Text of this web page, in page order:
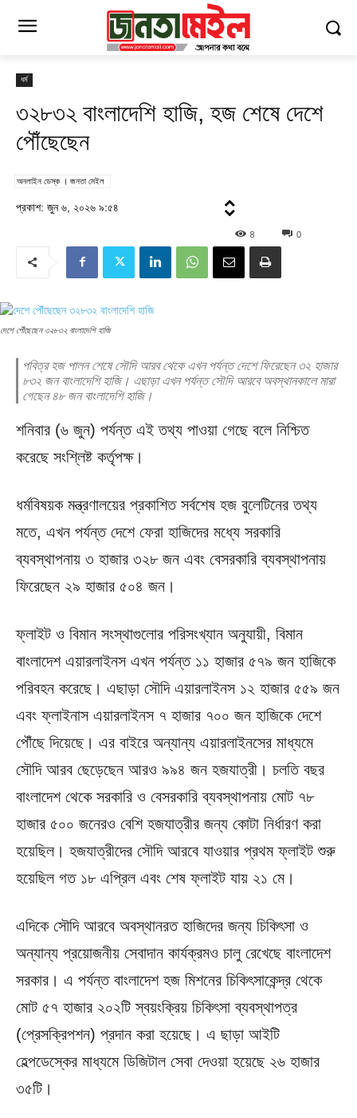
ধর্ম
৩২৮৩২ বাংলাদেশি হাজি, হজ শেষে দেশে
পৌঁছেছেন
অনলাইন ডেস্ক । জনতা মেইল
প্রকাশ: জুন ৬, ২০২৬ ৯:৫৪
0
8
দেশে পৌঁছেছেন ৩২৮৩২ বাংলাদেশি হাজি
পবিত্র হজ পালন শেষে সৌদি আরব থেকে এখন পর্যন্ত দেশে ফিরেছেন ৩২ হাজার
৮৩২ জন বাংলাদেশি হাজি। এছাড়া এখন পর্যন্ত সৌদি আরবে অবস্থানকালে মারা
গেছেন ৪৮ জন বাংলাদেশি হাজি।
শনিবার (৬ জুন) পর্যন্ত এই তথ্য পাওয়া গেছে বলে নিশ্চিত
করেছে সংশ্লিষ্ট কর্তৃপক্ষ।
ধর্মবিষয়ক মন্ত্রণালয়ের প্রকাশিত সর্বশেষ হজ বুলেটিনের তথ্য
মতে, এখন পর্যন্ত দেশে ফেরা হাজিদের মধ্যে সরকারি
ব্যবস্থাপনায় ৩ হাজার ৩২৮ জন এবং বেসরকারি ব্যবস্থাপনায়
ফিরেছেন ২৯ হাজার ৫০৪ জন।
ফ্লাইট ও বিমান সংস্থাগুলোর পরিসংখ্যান অনুযায়ী, বিমান
বাংলাদেশ এয়ারলাইনস এখন পর্যন্ত ১১ হাজার ৫৭৯ জন হাজিকে
পরিবহন করেছে। এছাড়া সৌদি এয়ারলাইনস ১২ হাজার ৫৫৯ জন
এবং ফ্লাইনাস এয়ারলাইনস ৭ হাজার ৭০০ জন হাজিকে দেশে
পৌঁছে দিয়েছে। এর বাইরে অন্যান্য এয়ারলাইনসের মাধ্যমে
সৌদি আরব ছেড়েছেন আরও ৯৯৪ জন হজযাত্রী। চলতি বছর
বাংলাদেশ থেকে সরকারি ও বেসরকারি ব্যবস্থাপনায় মোট ৭৮
হাজার ৫০০ জনেরও বেশি হজযাত্রীর জন্য কোটা নির্ধারণ করা
হয়েছিল। হজযাত্রীদের সৌদি আরবে যাওয়ার প্রথম ফ্লাইট শুরু
হয়েছিল গত ১৮ এপ্রিল এবং শেষ ফ্লাইট যায় ২১ মে।
এদিকে সৌদি আরবে অবস্থানরত হাজিদের জন্য চিকিৎসা ও
অন্যান্য প্রয়োজনীয় সেবাদান কার্যক্রমও চালু রেখেছে বাংলাদেশ
সরকার। এ পর্যন্ত বাংলাদেশ হজ মিশনের চিকিৎসাকেন্দ্র থেকে
মোট ৫৭ হাজার ২০২টি স্বয়ংক্রিয় চিকিৎসা ব্যবস্থাপত্র
(প্রেসক্রিপশন) প্রদান করা হয়েছে। এ ছাড়া আইটি
হেল্পডেস্কের মাধ্যমে ডিজিটাল সেবা দেওয়া হয়েছে ২৬ হাজার
৩৫টি।